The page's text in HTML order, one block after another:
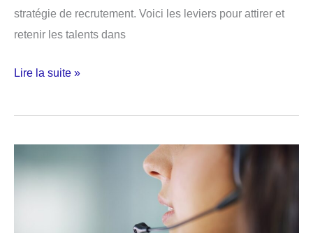
stratégie de recrutement. Voici les leviers pour attirer et
retenir les talents dans
Recrutement
la
Lire la suite »